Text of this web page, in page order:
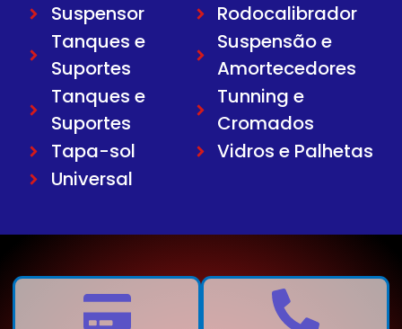
Suspensor
Tanques e
Suportes
Tanques e
Suportes
Tapa-sol
Universal
Rodocalibrador
Suspensão e
Amortecedores
Tunning e
Cromados
Vidros e Palhetas